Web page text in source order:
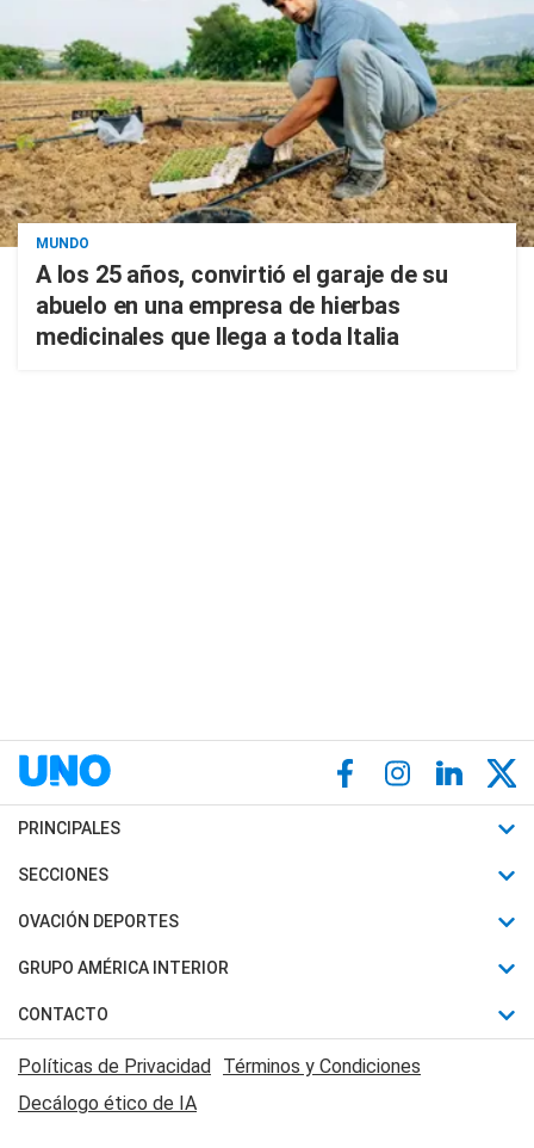
MUNDO
A los 25 años, convirtió el garaje de su
abuelo en una empresa de hierbas
medicinales que llega a toda Italia
PRINCIPALES
Últimas Noticias
Política
Judiciales
Economia
SECCIONES
Horóscopo
Motores
Trucos caseros
Series y Películas
Edictos y Solicitadas
OVACIÓN DEPORTES
Fútbol
Mundial
Automovilismo
Rugby
GRUPO AMÉRICA INTERIOR
Canal 7 en Vivo
CONTACTO
Acerca de Nosotros
Contactanos
Políticas de Privacidad Términos y Condiciones
Decálogo ético de IA